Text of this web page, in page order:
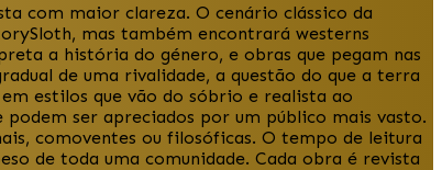
com maior clareza. O cenário clássico da
mas também encontrará westerns
a história do género, e obras que pegam nas
de uma rivalidade, a questão do que a terra
estilos que vão do sóbrio e realista ao
podem ser apreciados por um público mais vasto.
comoventes ou filosóficas. O tempo de leitura
de toda uma comunidade. Cada obra é revista